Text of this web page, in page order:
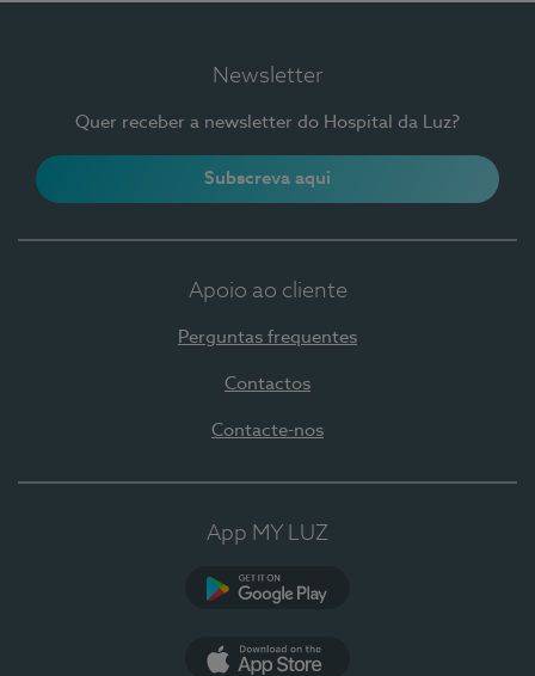
Newsletter
Quer receber a newsletter do Hospital da Luz?
Subscreva aqui
Apoio ao cliente
Perguntas frequentes
Contactos
Contacte-nos
App MY LUZ